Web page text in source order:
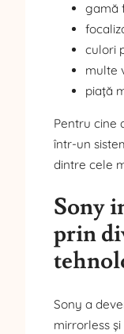
gamă
culori
multe
piață
Pentru cine
într-un
dintre cele
Sony
prin
Sony a
mirrorless